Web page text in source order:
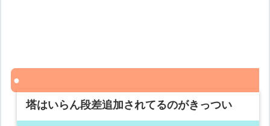
塔はいらん段差追加されてるのがきっつい